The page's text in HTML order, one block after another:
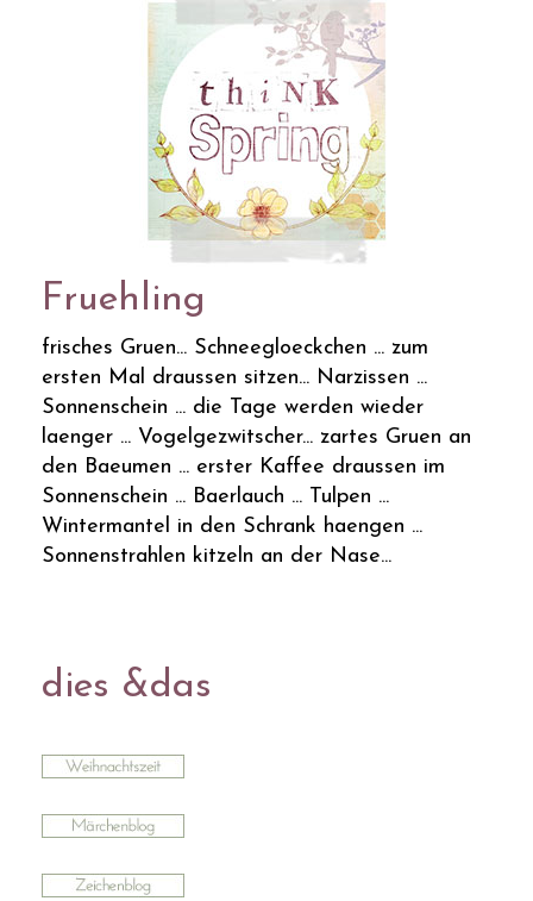
Fruehling
frisches Gruen... Schneegloeckchen ... zum
ersten Mal draussen sitzen... Narzissen ...
Sonnenschein ... die Tage werden wieder
laenger ... Vogelgezwitscher... zartes Gruen an
den Baeumen ... erster Kaffee draussen im
Sonnenschein ... Baerlauch ... Tulpen ...
Wintermantel in den Schrank haengen ...
Sonnenstrahlen kitzeln an der Nase...
dies &das